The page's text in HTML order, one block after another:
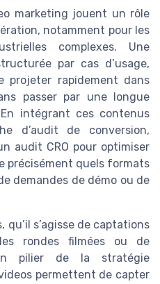
marketing jouent un rôle
notamment pour les
complexes. Une
par cas d’usage,
projeter rapidement dans
passer par une longue
intégrant ces contenus
d’audit de conversion,
audit CRO pour optimiser
précisément quels formats
demandes de démo ou de
s’agisse de captations
rondes filmées ou de
pilier de la stratégie
permettent de capter